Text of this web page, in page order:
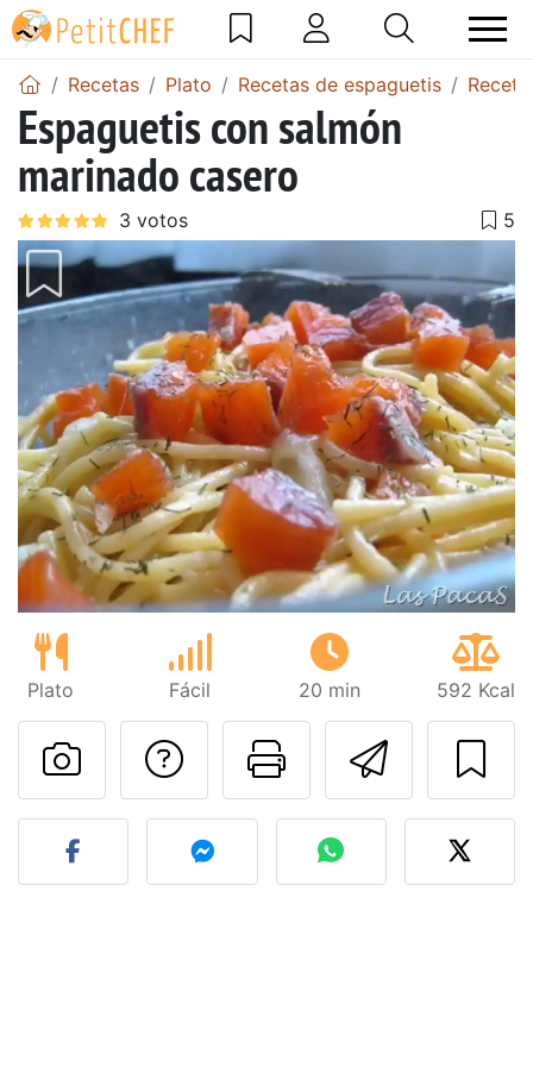
Recetas Plato Recetas de espaguetis
Espaguetis con salmón
marinado casero
Plato Fácil 20 min 592 Kcal
Imprimir
Preguntar al autor
Publicar la foto de esta